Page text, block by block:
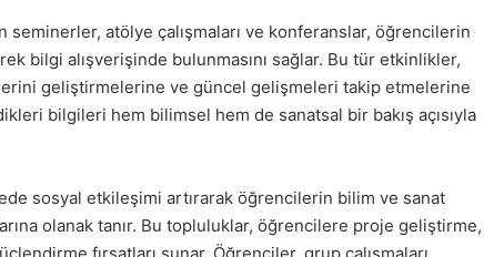
seminerler, atölye çalışmaları ve konferanslar, öğrencilerin
bilgi alışverişinde bulunmasını sağlar. Bu tür etkinlikler,
geliştirmelerine ve güncel gelişmeleri takip etmelerine
bilgileri hem bilimsel hem de sanatsal bir bakış açısıyla
sosyal etkileşimi artırarak öğrencilerin bilim ve sanat
olanak tanır. Bu topluluklar, öğrencilere proje geliştirme,